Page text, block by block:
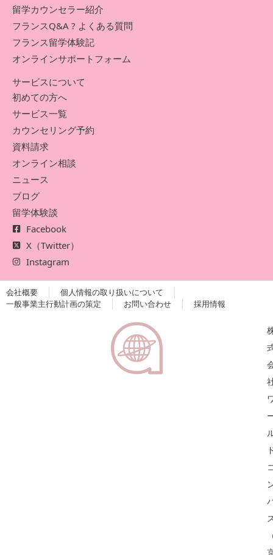
留学カウンセラー紹介
フランスQ&A ? よくある質問
フランス留学体験記
オンラインサポートフォーム
サービスについて
初めての方へ
サービス一覧
カウンセリング予約
資料請求
オンライン相談
ニュース
ブログ
留学体験談
Facebook
X（Twitter）
Instagram
会社概要
個人情報の取り扱いについて
一般事業主行動計画の策定
お問い合わせ 採用情報